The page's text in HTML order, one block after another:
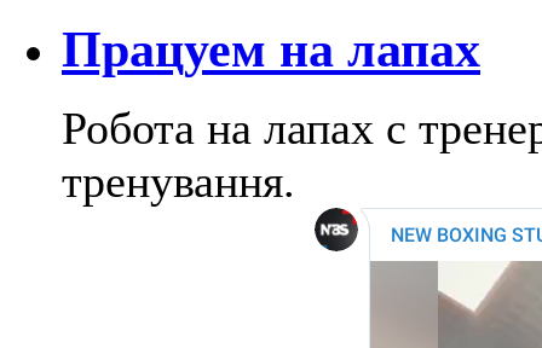
Працуем на лапах
Робота на лапах с
тренування.